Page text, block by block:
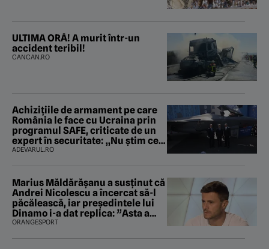
ULTIMA ORĂ! A murit într-un
accident teribil!
CANCAN.RO
Achizițiile de armament pe care
România le face cu Ucraina prin
programul SAFE, criticate de un
expert în securitate: „Nu știm ce
arme ne trebuie”
ADEVARUL.RO
Marius Măldărăşanu a susţinut că
Andrei Nicolescu a încercat să-l
păcălească, iar preşedintele lui
Dinamo i-a dat replica: ”Asta a
fost istoria”
ORANGESPORT